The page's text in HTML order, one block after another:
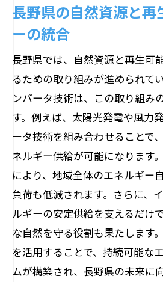
省エネルギー性能の向
再生可能エネルギーと
地球温暖化対策として
エコフレンドリーな製
環境負荷低減のための
長野県の電気機器市場に
術の重要な役割
産業用インバータの導
商業施設におけるエネ
農業分野でのインバー
家庭用電気機器におけ
要性
インバータ技術がもた
長野県の自然資源と再
ーの統合
長野県では、自然資源と再生可
るための取り組みが進められて
ンバータ技術は、この取り組み
す。例えば、太陽光発電や風力
ータ技術を組み合わせることで
ネルギー供給が可能になります
により、地域全体のエネルギー
負荷も低減されます。さらに、
ルギーの安定供給を支えるだけ
な自然を守る役割も果たします
を活用することで、持続可能な
ムが構築され、長野県の未来に